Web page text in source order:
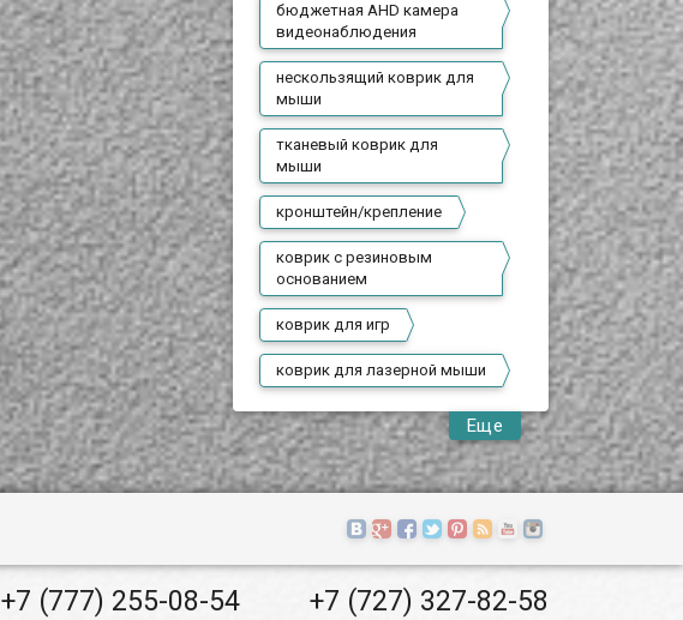
бюджетная AHD камера
видеонаблюдения
нескользящий коврик для
мыши
тканевый коврик для
мыши
кронштейн/крепление
коврик с резиновым
основанием
коврик для игр
коврик для лазерной мыши
Еще
+7 (777) 255-08-54 +7 (727) 327-82-58